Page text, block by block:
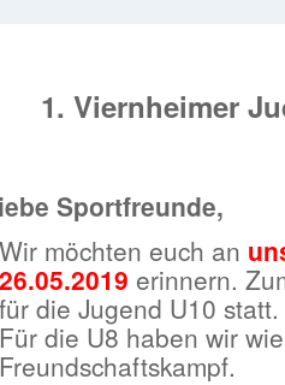
1. Viernheimer
Sportfreunde,
Wir möchten euch an
26.05.2019 erinnern.
für die Jugend U10 statt.
Für die U8 haben wir
Freundschaftskampf.